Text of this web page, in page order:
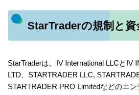
StarTraderの規制と資
StarTraderは、IV International LLCとIV
LTD、STARTRADER LLC,
STARTRADER PRO Limitedなどのエ